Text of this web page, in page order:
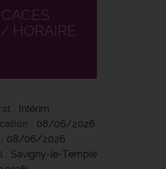
HORAIRE
Intérim
08/06/2026
08/06/2026
Savigny-le-Temple